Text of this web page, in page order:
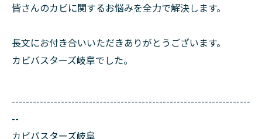
皆さんのカビに関するお悩みを全力で解決します。
長文にお付き合いいただきありがとうございます。
カビバスターズ岐阜でした。
--------------------------------------------------------------------
--
カビバスターズ岐阜